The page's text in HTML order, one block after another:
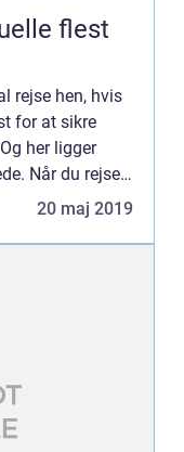
flest
rejse hen, hvis
for at sikre
her ligger
Når du rejser
20 maj 2019